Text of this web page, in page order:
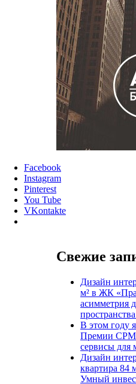
Facebook
Instagram
Pinterest
You Tube
VKontakte
Свежие
Дизайн
м² в ЖК
асимметрия
В этом году
Премии
сервисы для
Дизайн
квартира
Умный